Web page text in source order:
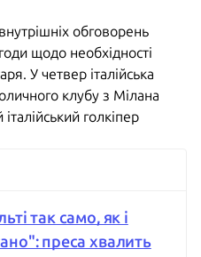
обговорень
щодо необхідності
У четвер італійська
клубу з Мілана
голкіпер
так само, як і
преса хвалить